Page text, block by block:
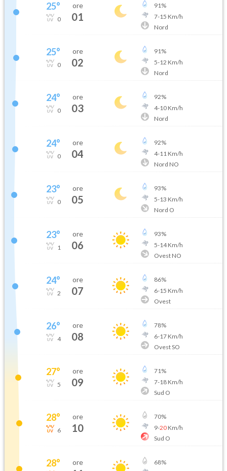
25°
0
ore
01
91%
7-15 Km/h
Nord
25°
0
ore
02
91%
5-12 Km/h
Nord
24°
0
ore
03
92%
4-10Km/h
Nord
24°
0
ore
04
92%
4-11 Km/h
Nord NO
23°
0
ore
05
93%
5-13 Km/h
Nord O
23°
1
ore
06
93%
5-14Km/h
Ovest NO
24°
2
ore
07
86%
6-15 Km/h
Ovest
26°
4
ore
08
78%
6-17Km/h
Ovest SO
27°
5
ore
09
71%
7-18Km/h
Sud O
28°
6
ore
10
70%
9-20Km/h
Sud O
28° ore 68%